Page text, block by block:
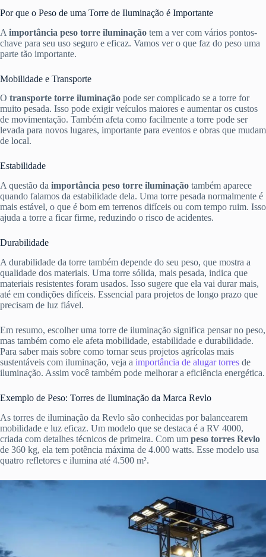
Por que o Peso de uma Torre de Iluminação é Importante
A importância peso torre iluminação tem a ver com vários pontos-
chave para seu uso seguro e eficaz. Vamos ver o que faz do peso uma
parte tão importante.
Mobilidade e Transporte
O transporte torre iluminação pode ser complicado se a torre for
muito pesada. Isso pode exigir veículos maiores e aumentar os custos
de movimentação. Também afeta como facilmente a torre pode ser
levada para novos lugares, importante para eventos e obras que mudam
de local.
Estabilidade
A questão da importância peso torre iluminação também aparece
quando falamos da estabilidade dela. Uma torre pesada normalmente é
mais estável, o que é bom em terrenos difíceis ou com tempo ruim. Isso
ajuda a torre a ficar firme, reduzindo o risco de acidentes.
Durabilidade
A durabilidade da torre também depende do seu peso, que mostra a
qualidade dos materiais. Uma torre sólida, mais pesada, indica que
materiais resistentes foram usados. Isso sugere que ela vai durar mais,
até em condições difíceis. Essencial para projetos de longo prazo que
precisam de luz fiável.
Em resumo, escolher uma torre de iluminação significa pensar no peso,
mas também como ele afeta mobilidade, estabilidade e durabilidade.
Para saber mais sobre como tornar seus projetos agrícolas mais
sustentáveis com iluminação, veja a importância de alugar torres de
iluminação. Assim você também pode melhorar a eficiência energética.
Exemplo de Peso: Torres de Iluminação da Marca Revlo
As torres de iluminação da Revlo são conhecidas por balancearem
mobilidade e luz eficaz. Um modelo que se destaca é a RV 4000,
criada com detalhes técnicos de primeira. Com um peso torres Revlo
de 360 kg, ela tem potência máxima de 4.000 watts. Esse modelo usa
quatro refletores e ilumina até 4.500 m².